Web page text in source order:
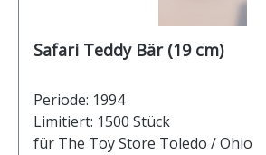
Safari Teddy Bär (19 cm)
Periode: 1994
Limitiert: 1500 Stück
für The Toy Store Toledo / Ohio